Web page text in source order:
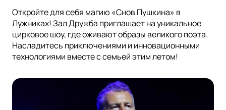
Откройте для себя магию «Снов Пушкина» в
Лужниках! Зал Дружба приглашает на уникальное
цирковое шоу, где оживают образы великого поэта.
Насладитесь приключениями и инновационными
технологиями вместе с семьей этим летом!